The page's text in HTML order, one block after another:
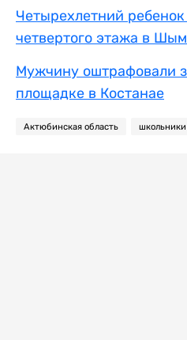
Четырехлетний
четвертого этажа в
Мужчину оштрафовали
площадке в Костанае
Актюбинская область школьники